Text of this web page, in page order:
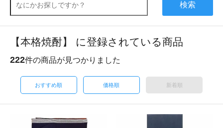
検索
【本格焼酎】 に登録されている商品
222件の商品が見つかりました
おすすめ順 価格順 新着順